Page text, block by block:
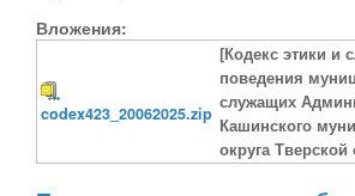
Вложения:
codex423_20062025.zip
[Кодекс этики и
поведения
служащих
Кашинского
округа Тверской